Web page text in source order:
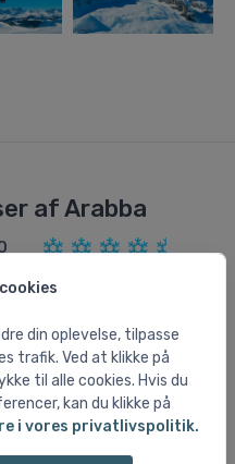
din oplevelse, tilpasse
trafik. Ved at klikke på
til alle cookies. Hvis du
kan du klikke på
i vores privatlivspolitik.
af Arabba